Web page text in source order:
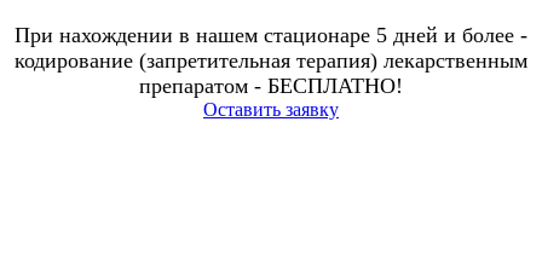
При нахождении в нашем стационаре 5 дней и более -
кодирование (запретительная терапия) лекарственным
препаратом - БЕСПЛАТНО!
Оставить заявку